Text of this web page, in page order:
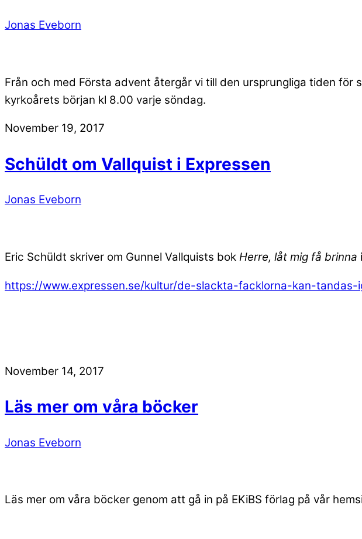
Jonas Eveborn
Från och med Första advent återgår vi till den ursprungliga tiden
kyrkoårets början kl 8.00 varje söndag.
November 19, 2017
Schüldt om Vallquist i Expressen
Jonas Eveborn
Eric Schüldt skriver om Gunnel Vallquists bok Herre, låt mig få brinna
https://www.expressen.se/kultur/de-slackta-facklorna-kan-tandas-
November 14, 2017
Läs mer om våra böcker
Jonas Eveborn
Läs mer om våra böcker genom att gå in på EKiBS förlag på vår